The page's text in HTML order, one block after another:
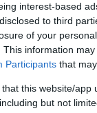
interest-based
to third
of your
This information
Participants that
that this website/
but not
raggiungano
e
condati
studi sono il
unpunteggio